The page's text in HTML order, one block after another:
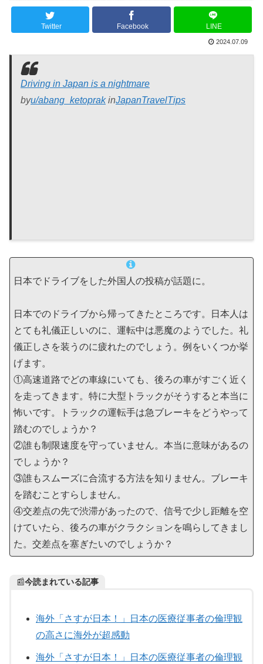
Twitter Facebook LINE
2024.07.09
Driving in Japan is a nightmare
byu/abang_ketoprakinJapanTravelTips
日本でドライブをした外国人の投稿が話題に。
日本でのドライブから帰ってきたところです。日本人は
とても礼儀正しいのに、運転中は悪魔のようでした。礼
儀正しさを装うのに疲れたのでしょう。例をいくつか挙
げます。
①高速道路でどの車線にいても、後ろの車がすごく近く
を走ってきます。特に大型トラックがそうすると本当に
怖いです。トラックの運転手は急ブレーキをどうやって
踏むのでしょうか？
②誰も制限速度を守っていません。本当に意味があるの
でしょうか？
③誰もスムーズに合流する方法を知りません。ブレーキ
を踏むことすらしません。
④交差点の先で渋滞があったので、信号で少し距離を空
けていたら、後ろの車がクラクションを鳴らしてきまし
た。交差点を塞ぎたいのでしょうか？
📰今読まれている記事
海外「さすが日本！」日本の医療従事者の倫理観
の高さに海外が超感動
海外「さすが日本！」日本の医療従事者の倫理観